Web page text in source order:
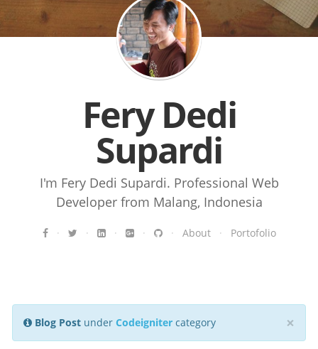
Fery Dedi
Supardi
I'm Fery Dedi Supardi. Professional Web
Developer from Malang, Indonesia
· · · · · About· Portofolio
×
Blog Post under Codeigniter category